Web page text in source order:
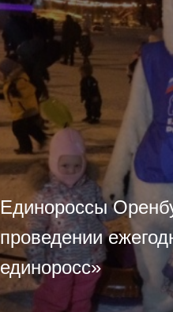
Единороссы
проведении
единоросс»